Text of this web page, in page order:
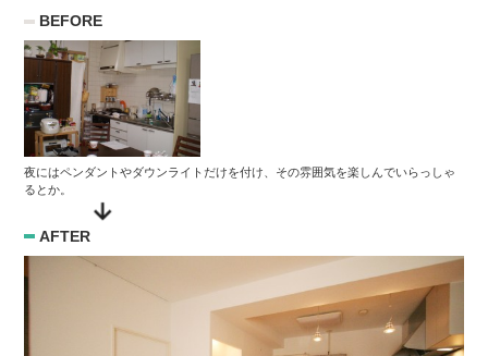
BEFORE
夜にはペンダントやダウンライトだけを付け、その雰囲気を楽しんでいらっしゃ
るとか。
AFTER